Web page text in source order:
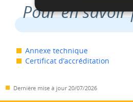
Pour en savoir
Annexe technique
Certificat d’accréditation
Dernière mise à jour 20/07/2026